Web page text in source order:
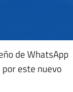
de WhatsApp
este nuevo